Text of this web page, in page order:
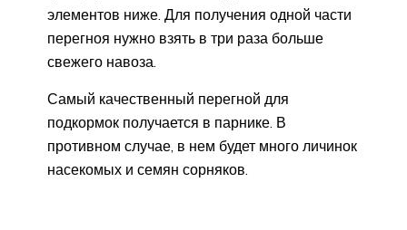
элементов ниже. Для получения одной части
перегноя нужно взять в три раза больше
свежего навоза.
Самый качественный перегной для
подкормок получается в парнике. В
противном случае, в нем будет много личинок
насекомых и семян сорняков.